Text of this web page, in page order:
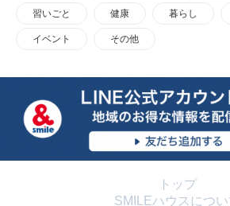
習いごと 健康 暮らし
イベント その他
トップ
SMILEハウスについ